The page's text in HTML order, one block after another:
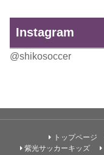
Instagram
@shikosoccer
トップページ
紫光サッカーキッズ